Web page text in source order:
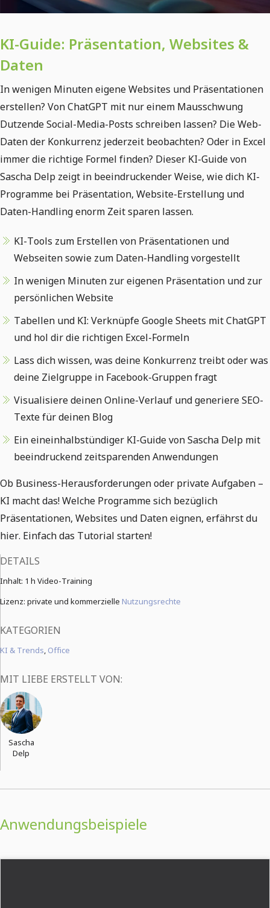
KI-Guide: Präsentation, Websites &
Daten
In wenigen Minuten eigene Websites und Präsentationen
erstellen? Von ChatGPT mit nur einem Mausschwung
Dutzende Social-Media-Posts schreiben lassen? Die Web-
Daten der Konkurrenz jederzeit beobachten? Oder in Excel
immer die richtige Formel finden? Dieser KI-Guide von
Sascha Delp zeigt in beeindruckender Weise, wie dich KI-
Programme bei Präsentation, Website-Erstellung und
Daten-Handling enorm Zeit sparen lassen.
KI-Tools zum Erstellen von Präsentationen und
Webseiten sowie zum Daten-Handling vorgestellt
In wenigen Minuten zur eigenen Präsentation und zur
persönlichen Website
Tabellen und KI: Verknüpfe Google Sheets mit ChatGPT
und hol dir die richtigen Excel-Formeln
Lass dich wissen, was deine Konkurrenz treibt oder was
deine Zielgruppe in Facebook-Gruppen fragt
Visualisiere deinen Online-Verlauf und generiere SEO-
Texte für deinen Blog
Ein eineinhalbstündiger KI-Guide von Sascha Delp mit
beeindruckend zeitsparenden Anwendungen
Ob Business-Herausforderungen oder private Aufgaben –
KI macht das! Welche Programme sich bezüglich
Präsentationen, Websites und Daten eignen, erfährst du
hier. Einfach das Tutorial starten!
DETAILS
Inhalt: 1 h Video-Training
Lizenz: private und kommerzielle Nutzungsrechte
KATEGORIEN
KI & Trends, Office
MIT LIEBE ERSTELLT VON:
Sascha
Delp
Anwendungsbeispiele